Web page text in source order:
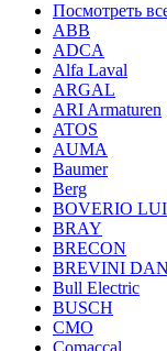
Посмотреть
ABB
ADCA
Alfa Laval
ARGAL
ARI Armaturen
ATOS
AUMA
Baumer
Berg
BOVERIO
BRAY
BRECON
BREVINI
Bull Electric
BUSCH
CMO
Comaccal